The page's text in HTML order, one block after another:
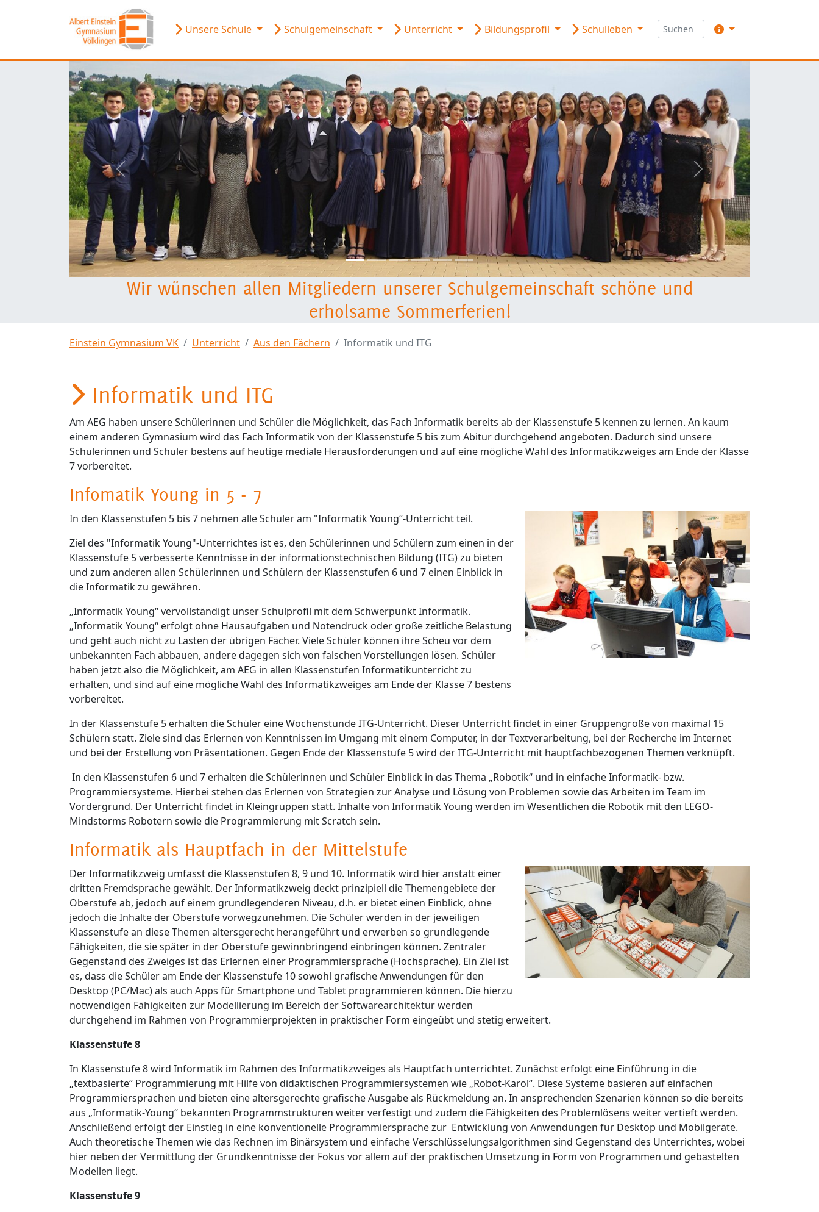
Unsere Schule Schulgemeinschaft Unterricht Bildungsprofil Schulleben
zurück weiter
Wir wünschen allen Mitgliedern unserer Schulgemeinschaft schöne und
erholsame Sommerferien!
Einstein Gymnasium VK Unterricht Aus den Fächern Informatik und ITG
Informatik und ITG
Am AEG haben unsere Schülerinnen und Schüler die Möglichkeit, das Fach Informatik bereits ab der Klassenstufe 5 kennen zu lernen. An kaum
einem anderen Gymnasium wird das Fach Informatik von der Klassenstufe 5 bis zum Abitur durchgehend angeboten. Dadurch sind unsere
Schülerinnen und Schüler bestens auf heutige mediale Herausforderungen und auf eine mögliche Wahl des Informatikzweiges am Ende der Klasse
7 vorbereitet.
Infomatik Young in 5 - 7
In den Klassenstufen 5 bis 7 nehmen alle Schüler am "Informatik Young“-Unterricht teil.
Ziel des "Informatik Young"-Unterrichtes ist es, den Schülerinnen und Schülern zum einen in der
Klassenstufe 5 verbesserte Kenntnisse in der informationstechnischen Bildung (ITG) zu bieten
und zum anderen allen Schülerinnen und Schülern der Klassenstufen 6 und 7 einen Einblick in
die Informatik zu gewähren.
„Informatik Young“ vervollständigt unser Schulprofil mit dem Schwerpunkt Informatik.
„Informatik Young“ erfolgt ohne Hausaufgaben und Notendruck oder große zeitliche Belastung
und geht auch nicht zu Lasten der übrigen Fächer. Viele Schüler können ihre Scheu vor dem
unbekannten Fach abbauen, andere dagegen sich von falschen Vorstellungen lösen. Schüler
haben jetzt also die Möglichkeit, am AEG in allen Klassenstufen Informatikunterricht zu
erhalten, und sind auf eine mögliche Wahl des Informatikzweiges am Ende der Klasse 7 bestens
vorbereitet.
In der Klassenstufe 5 erhalten die Schüler eine Wochenstunde ITG-Unterricht. Dieser Unterricht findet in einer Gruppengröße von maximal 15
Schülern statt. Ziele sind das Erlernen von Kenntnissen im Umgang mit einem Computer, in der Textverarbeitung, bei der Recherche im Internet
und bei der Erstellung von Präsentationen. Gegen Ende der Klassenstufe 5 wird der ITG-Unterricht mit hauptfachbezogenen Themen verknüpft.
In den Klassenstufen 6 und 7 erhalten die Schülerinnen und Schüler Einblick in das Thema „Robotik“ und in einfache Informatik- bzw.
Programmiersysteme. Hierbei stehen das Erlernen von Strategien zur Analyse und Lösung von Problemen sowie das Arbeiten im Team im
Vordergrund. Der Unterricht findet in Kleingruppen statt. Inhalte von Informatik Young werden im Wesentlichen die Robotik mit den LEGO-
Mindstorms Robotern sowie die Programmierung mit Scratch sein.
Informatik als Hauptfach in der Mittelstufe
Der Informatikzweig umfasst die Klassenstufen 8, 9 und 10. Informatik wird hier anstatt einer
dritten Fremdsprache gewählt. Der Informatikzweig deckt prinzipiell die Themengebiete der
Oberstufe ab, jedoch auf einem grundlegenderen Niveau, d.h. er bietet einen Einblick, ohne
jedoch die Inhalte der Oberstufe vorwegzunehmen. Die Schüler werden in der jeweiligen
Klassenstufe an diese Themen altersgerecht herangeführt und erwerben so grundlegende
Fähigkeiten, die sie später in der Oberstufe gewinnbringend einbringen können. Zentraler
Gegenstand des Zweiges ist das Erlernen einer Programmiersprache (Hochsprache). Ein Ziel ist
es, dass die Schüler am Ende der Klassenstufe 10 sowohl grafische Anwendungen für den
Desktop (PC/Mac) als auch Apps für Smartphone und Tablet programmieren können. Die hierzu
notwendigen Fähigkeiten zur Modellierung im Bereich der Softwarearchitektur werden
durchgehend im Rahmen von Programmierprojekten in praktischer Form eingeübt und stetig erweitert.
Klassenstufe 8
In Klassenstufe 8 wird Informatik im Rahmen des Informatikzweiges als Hauptfach unterrichtet. Zunächst erfolgt eine Einführung in die
„textbasierte“ Programmierung mit Hilfe von didaktischen Programmiersystemen wie „Robot-Karol“. Diese Systeme basieren auf einfachen
Programmiersprachen und bieten eine altersgerechte grafische Ausgabe als Rückmeldung an. In ansprechenden Szenarien können so die bereits
aus „Informatik-Young“ bekannten Programmstrukturen weiter verfestigt und zudem die Fähigkeiten des Problemlösens weiter vertieft werden.
Anschließend erfolgt der Einstieg in eine konventionelle Programmiersprache zur Entwicklung von Anwendungen für Desktop und Mobilgeräte.
Auch theoretische Themen wie das Rechnen im Binärsystem und einfache Verschlüsselungsalgorithmen sind Gegenstand des Unterrichtes, wobei
hier neben der Vermittlung der Grundkenntnisse der Fokus vor allem auf der praktischen Umsetzung in Form von Programmen und gebastelten
Modellen liegt.
Klassenstufe 9